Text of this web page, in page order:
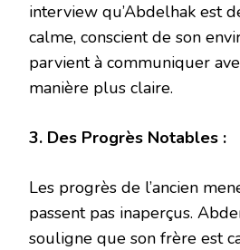
interview qu’Abdelhak est
calme, conscient de son
parvient à communiquer
manière plus claire.
3. Des Progrès Notables :
Les progrès de l’ancien
passent pas inaperçus.
souligne que son frère est